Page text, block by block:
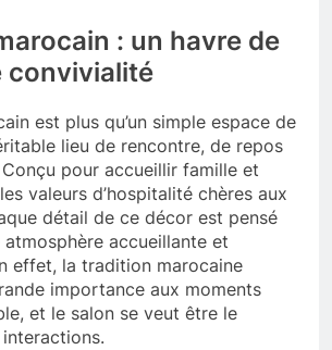
: un havre de
convivialité
est plus qu’un simple espace de
lieu de rencontre, de repos
pour accueillir famille et
valeurs d’hospitalité chères aux
détail de ce décor est pensé
accueillante et
effet, la tradition marocaine
importance aux moments
et le salon se veut être le